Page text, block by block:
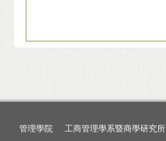
管理學院 工商管理學系暨商學研究所